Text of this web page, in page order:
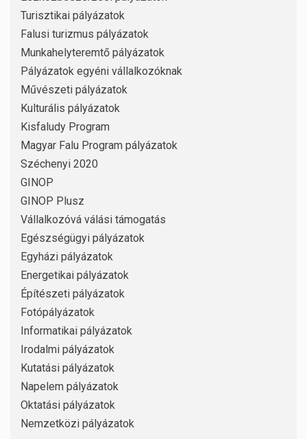
Turisztikai pályázatok
Falusi turizmus pályázatok
Munkahelyteremtő pályázatok
Pályázatok egyéni vállalkozóknak
Művészeti pályázatok
Kulturális pályázatok
Kisfaludy Program
Magyar Falu Program pályázatok
Széchenyi 2020
GINOP
GINOP Plusz
Vállalkozóvá válási támogatás
Egészségügyi pályázatok
Egyházi pályázatok
Energetikai pályázatok
Építészeti pályázatok
Fotópályázatok
Informatikai pályázatok
Irodalmi pályázatok
Kutatási pályázatok
Napelem pályázatok
Oktatási pályázatok
Nemzetközi pályázatok